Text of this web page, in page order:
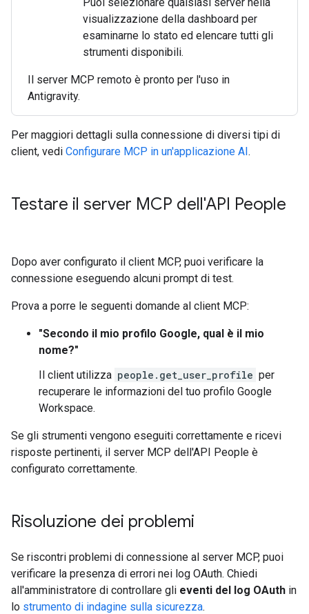
visualizzazione della dashboard per
esaminarne lo stato ed elencare tutti gli
strumenti disponibili.
Il server MCP remoto è pronto per l'uso in
Antigravity.
Per maggiori dettagli sulla connessione di diversi tipi di
client, vedi Configurare MCP in un'applicazione AI.
Testare il server MCP dell'API People
Dopo aver configurato il client MCP, puoi verificare la
connessione eseguendo alcuni prompt di test.
Prova a porre le seguenti domande al client MCP:
"Secondo il mio profilo Google, qual è il mio
nome?"
Il client utilizza people.get_user_profile per
recuperare le informazioni del tuo profilo Google
Workspace.
Se gli strumenti vengono eseguiti correttamente e ricevi
risposte pertinenti, il server MCP dell'API People è
configurato correttamente.
Risoluzione dei problemi
Se riscontri problemi di connessione al server MCP, puoi
verificare la presenza di errori nei log OAuth. Chiedi
all'amministratore di controllare gli eventi del log OAuth in
lo strumento di indagine sulla sicurezza.